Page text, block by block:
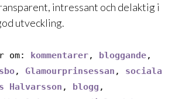
intressant och delaktig i
utveckling.
om: kommentarer, bloggande,
, Glamourprinsessan , sociala
Halvarsson , blogg ,